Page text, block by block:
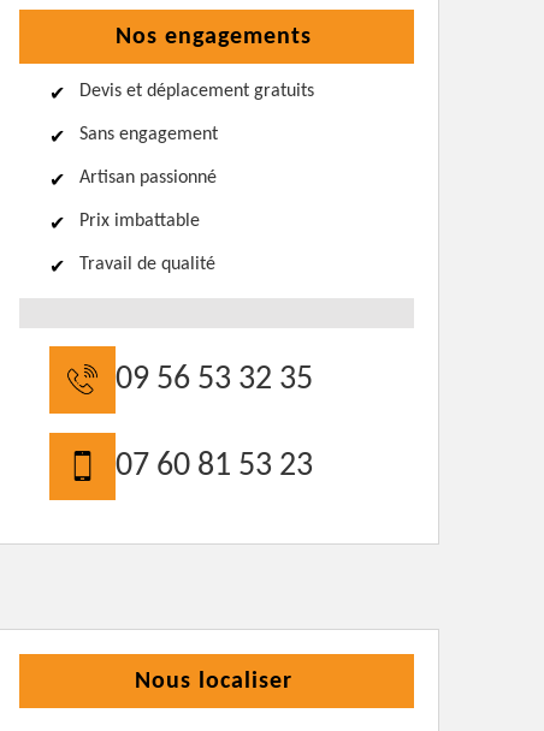
Nos engagements
Devis et déplacement gratuits
Sans engagement
Artisan passionné
Prix imbattable
Travail de qualité
09 56 53 32 35
07 60 81 53 23
Nous localiser